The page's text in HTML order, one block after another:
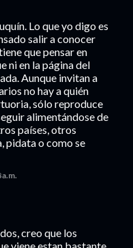
Lo que yo digo es
salir a conocer
que pensar en
ni en la página del
Aunque invitan a
no hay a quién
sólo reproduce
alimentándose de
países, otros
pidata o como se
creo que los